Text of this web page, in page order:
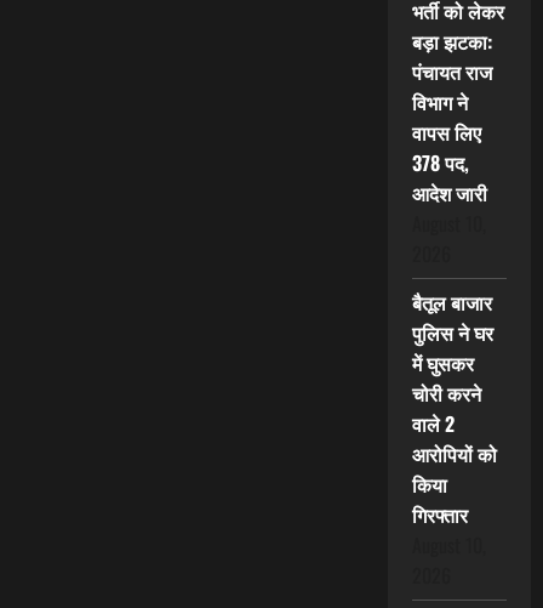
भर्ती को लेकर
बड़ा झटका:
पंचायत राज
विभाग ने
वापस लिए
378 पद,
आदेश जारी
बैतूल बाजार
पुलिस ने घर
में घुसकर
चोरी करने
वाले 2
आरोपियों को
किया
गिरफ्तार